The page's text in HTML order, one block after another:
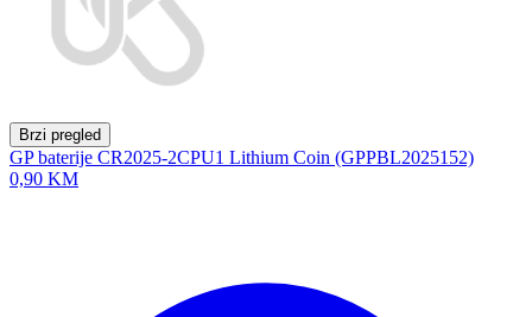
Brzi pregled
GP baterije CR2025-2CPU1 Lithium Coin (GPPBL2025152)
0,90 KM